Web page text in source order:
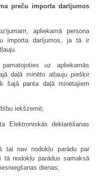
preču importa darījumos
apliekamā persona
importa darījumos, ja tā ir
uz apliekamās
daļā minēto atļauju piešķir
šajā panta daļā minētajiem
iekšzemē;
Elektroniskās deklarēšanas
tai nav nodokļu parādu par
tā nodokļu parādus samaksā
dienas;